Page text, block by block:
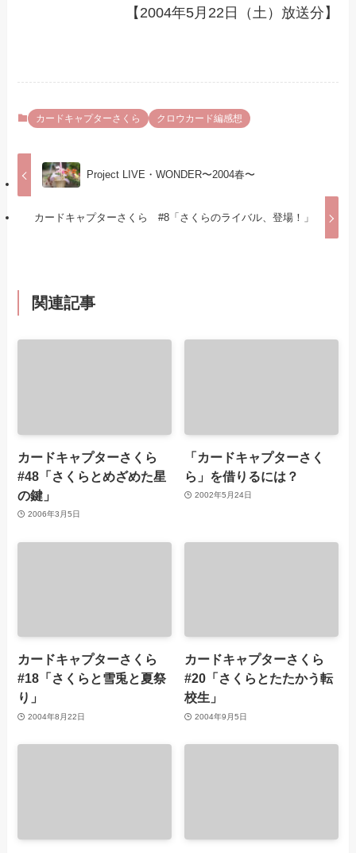
【2004年5月22日（土）放送分】
カードキャプターさくら クロウカード編感想
Project LIVE・WONDER〜2004春〜
カードキャプターさくら #8「さくらのライバル、登場！」
関連記事
カードキャプターさくら
#48「さくらとめざめた星
の鍵」
2006年3月5日
「カードキャプターさく
ら」を借りるには？
2002年5月24日
カードキャプターさくら
#18「さくらと雪兎と夏祭
り」
2004年8月22日
カードキャプターさくら
#20「さくらとたたかう転
校生」
2004年9月5日